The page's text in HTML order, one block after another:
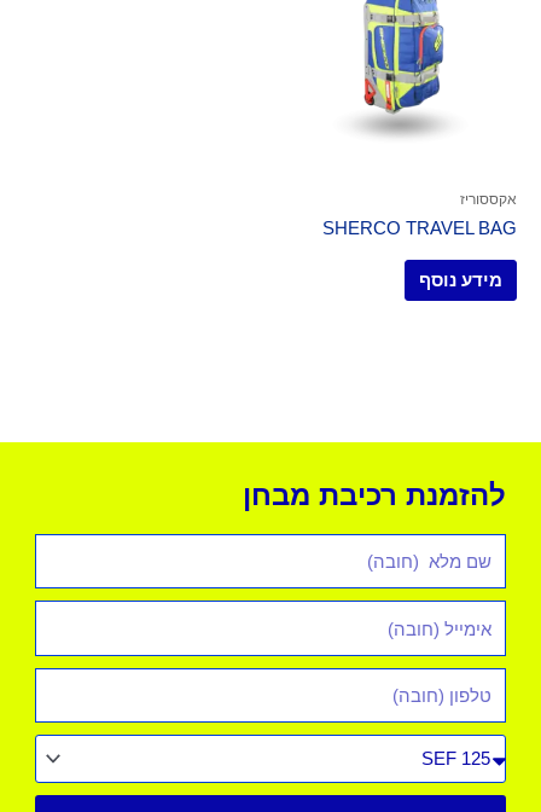
אקססוריז
SHERCO TRAVEL BAG
מידע נוסף
להזמנת רכיבת מבחן
מלא
רכב